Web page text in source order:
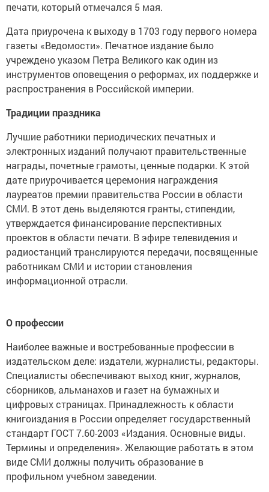
печати, который отмечался 5 мая.
Дата приурочена к выходу в 1703 году первого номера
газеты «Ведомости». Печатное издание было
учреждено указом Петра Великого как один из
инструментов оповещения о реформах, их поддержке и
распространения в Российской империи.
Традиции праздника
Лучшие работники периодических печатных и
электронных изданий получают правительственные
награды, почетные грамоты, ценные подарки. К этой
дате приурочивается церемония награждения
лауреатов премии правительства России в области
СМИ. В этот день выделяются гранты, стипендии,
утверждается финансирование перспективных
проектов в области печати. В эфире телевидения и
радиостанций транслируются передачи, посвященные
работникам СМИ и истории становления
информационной отрасли.
О профессии
Наиболее важные и востребованные профессии в
издательском деле: издатели, журналисты, редакторы.
Специалисты обеспечивают выход книг, журналов,
сборников, альманахов и газет на бумажных и
цифровых страницах. Принадлежность к области
книгоиздания в России определяет государственный
стандарт ГОСТ 7.60-2003 «Издания. Основные виды.
Термины и определения». Желающие работать в этом
виде СМИ должны получить образование в
профильном учебном заведении.